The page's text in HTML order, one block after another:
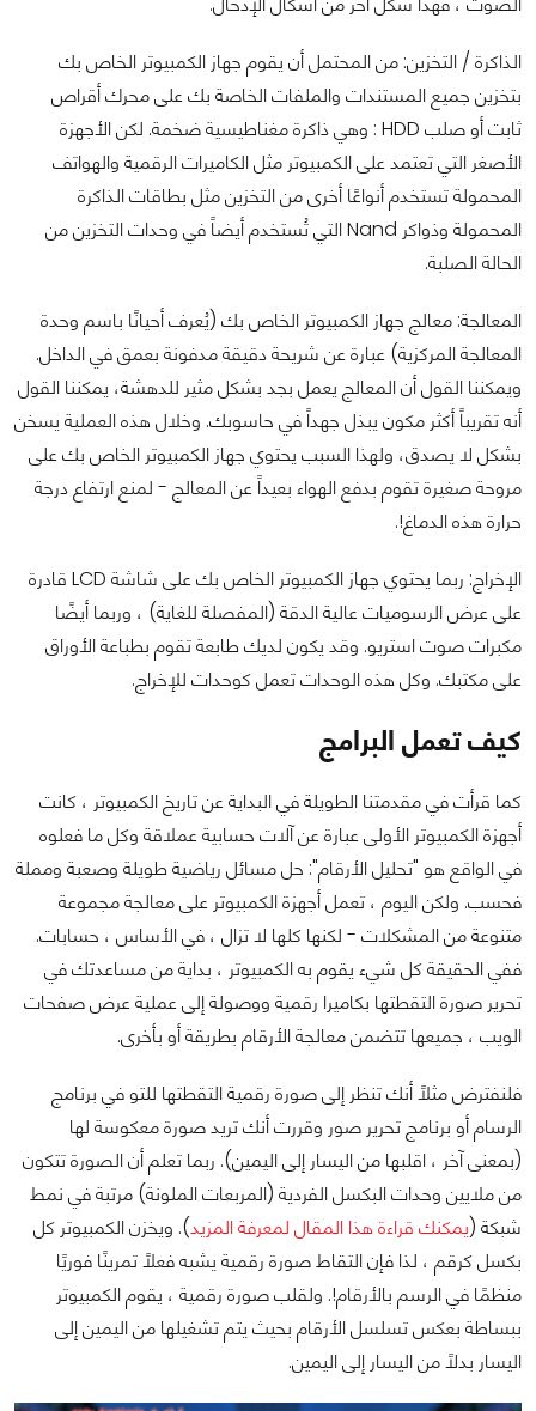
الذاكرة / التخزين: من المحتمل أن يقوم جهاز الكمبيوتر الخاص بك
بتخزين جميع المستندات والملفات الخاصة بك على محرك أقراص
ثابت أو صلب HDD : وهي ذاكرة مغناطيسية ضخمة. لكن الأجهزة
الأصغر التي تعتمد على الكمبيوتر مثل الكاميرات الرقمية والهواتف
المحمولة تستخدم أنواعًا أخرى من التخزين مثل بطاقات الذاكرة
المحمولة وذواكر Nand التي تُستخدم أيضاً في وحدات التخزين من
الحالة الصلبة.
المعالجة: معالج جهاز الكمبيوتر الخاص بك (يُعرف أحيانًا باسم وحدة
المعالجة المركزية) عبارة عن شريحة دقيقة مدفونة بعمق في الداخل.
ويمكننا القول أن المعالج يعمل بجد بشكل مثير للدهشة، يمكننا القول
أنه تقريباً أكثر مكون يبذل جهداً في حاسوبك. وخلال هذه العملية يسخن
بشكل لا يصدق، ولهذا السبب يحتوي جهاز الكمبيوتر الخاص بك على
مروحة صغيرة تقوم بدفع الهواء بعيداً عن المعالج - لمنع ارتفاع درجة
حرارة هذه الدماغ!.
الإخراج: ربما يحتوي جهاز الكمبيوتر الخاص بك على شاشة LCD قادرة
على عرض الرسوميات عالية الدقة (المفصلة للغاية) ، وربما أيضًا
مكبرات صوت استريو. وقد يكون لديك طابعة تقوم بطباعة الأوراق
على مكتبك. وكل هذه الوحدات تعمل كوحدات للإخراج.
كيف تعمل البرامج
كما قرأت في مقدمتنا الطويلة في البداية عن تاريخ الكمبيوتر ، كانت
أجهزة الكمبيوتر الأولى عبارة عن آلات حسابية عملاقة وكل ما فعلوه
في الواقع هو "تحليل الأرقام": حل مسائل رياضية طويلة وصعبة ومملة
فحسب. ولكن اليوم ، تعمل أجهزة الكمبيوتر على معالجة مجموعة
متنوعة من المشكلات - لكنها كلها لا تزال ، في الأساس ، حسابات.
ففي الحقيقة كل شيء يقوم به الكمبيوتر ، بداية من مساعدتك في
تحرير صورة التقطتها بكاميرا رقمية ووصولة إلى عملية عرض صفحات
الويب ، جميعها تتضمن معالجة الأرقام بطريقة أو بأخرى.
فلنفترض مثلاً أنك تنظر إلى صورة رقمية التقطتها للتو في برنامج
الرسام أو برنامج تحرير صور وقررت أنك تريد صورة معكوسة لها
(بمعنى آخر ، اقلبها من اليسار إلى اليمين). ربما تعلم أن الصورة تتكون
من ملايين وحدات البكسل الفردية (المربعات الملونة) مرتبة في نمط
شبكة (يمكنك قراءة هذا المقال لمعرفة المزيد). ويخزن الكمبيوتر كل
بكسل كرقم ، لذا فإن التقاط صورة رقمية يشبه فعلاً تمرينًا فوريًا
منظمًا في الرسم بالأرقام!. ولقلب صورة رقمية ، يقوم الكمبيوتر
ببساطة بعكس تسلسل الأرقام بحيث يتم تشغيلها من اليمين إلى
اليسار بدلاً من اليسار إلى اليمين.